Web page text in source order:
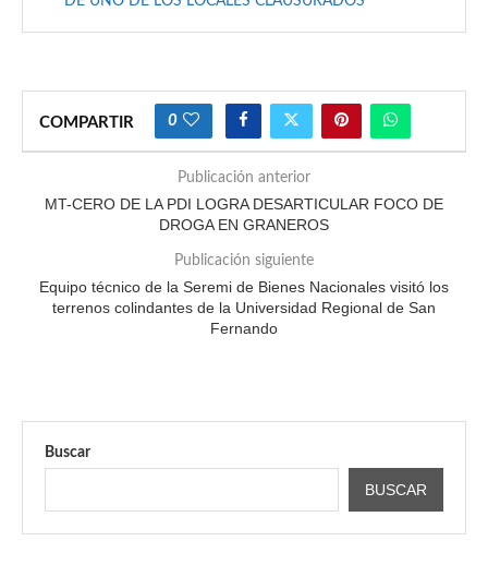
COMPARTIR 0
Publicación anterior
MT-CERO DE LA PDI LOGRA DESARTICULAR FOCO DE
DROGA EN GRANEROS
Publicación siguiente
Equipo técnico de la Seremi de Bienes Nacionales visitó los
terrenos colindantes de la Universidad Regional de San
Fernando
Buscar
BUSCAR